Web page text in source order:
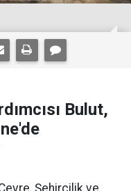
Bulut,
Şehircilik ve